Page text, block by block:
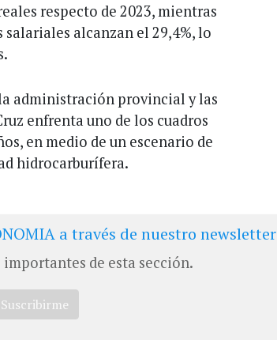
respecto de 2023, mientras
alcanzan el 29,4%, lo
administración provincial y las
enfrenta uno de los cuadros
en medio de un escenario de
hidrocarburífera.
a través de nuestro newsletter
de esta sección.
Suscribirme